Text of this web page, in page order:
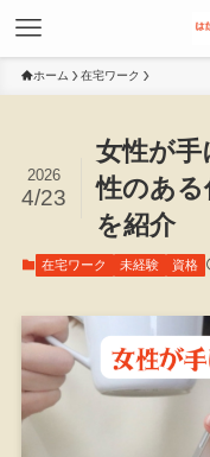
ホーム 在宅ワーク
女性が
性のある
を紹介
2026
4/23
在宅ワーク 未経験 資格